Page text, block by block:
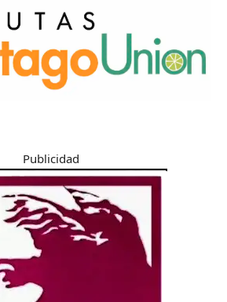
Publicidad